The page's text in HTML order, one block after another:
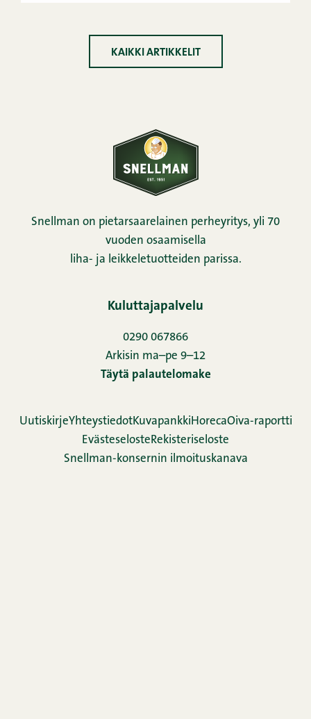
KAIKKI ARTIKKELIT
Snellman on pietarsaarelainen perheyritys, yli 70
vuoden osaamisella
liha- ja leikkeletuotteiden parissa.
Kuluttajapalvelu
0290 067866
Arkisin ma–pe 9–12
Täytä palautelomake
UutiskirjeYhteystiedotKuvapankki HorecaOiva-raportti
Evästeseloste Rekisteriseloste
Snellman-konsernin ilmoituskanava